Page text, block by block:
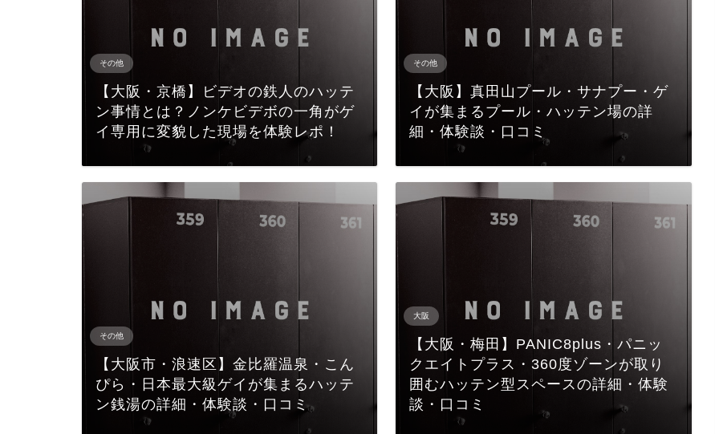
その他
【大阪・京橋】ビデオの鉄人のハッテ
ン事情とは？ノンケビデボの一角がゲ
イ専用に変貌した現場を体験レポ！
その他
【大阪】真田山プール・サナプー・ゲ
イが集まるプール・ハッテン場の詳
細・体験談・口コミ
その他
【大阪市・浪速区】金比羅温泉・こん
ぴら・日本最大級ゲイが集まるハッテ
ン銭湯の詳細・体験談・口コミ
大阪
【大阪・梅田】PANIC8plus・パニッ
クエイトプラス・360度ゾーンが取り
囲むハッテン型スペースの詳細・体験
談・口コミ